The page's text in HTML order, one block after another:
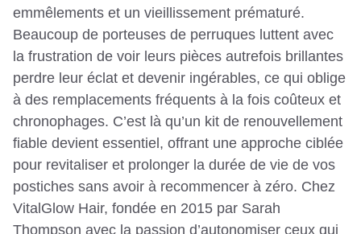
emmêlements et un vieillissement prématuré.
Beaucoup de porteuses de perruques luttent avec
la frustration de voir leurs pièces autrefois brillantes
perdre leur éclat et devenir ingérables, ce qui oblige
à des remplacements fréquents à la fois coûteux et
chronophages. C’est là qu’un kit de renouvellement
fiable devient essentiel, offrant une approche ciblée
pour revitaliser et prolonger la durée de vie de vos
postiches sans avoir à recommencer à zéro. Chez
VitalGlow Hair, fondée en 2015 par Sarah
Thompson avec la passion d’autonomiser ceux qui